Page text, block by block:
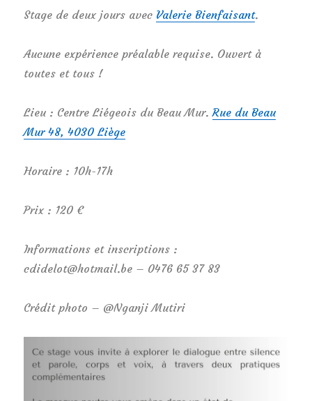
Stage de deux jours avec Valerie Bienfaisant.
Aucune expérience préalable requise. Ouvert à
toutes et tous !
Lieu : Centre Liégeois du Beau Mur.Rue du Beau
Mur 48, 4030 Liège
Horaire : 10h-17h
Prix : 120 €
Informations et inscriptions :
cdidelot@hotmail.be – 0476 65 37 83
Crédit photo – @Nganji Mutiri